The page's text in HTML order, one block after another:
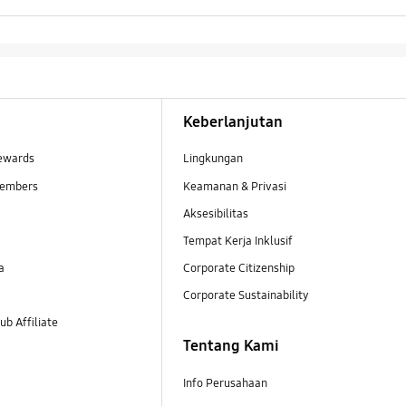
Affiliate
Keberlanjutan
Lingkungan
Keamanan & Privasi
Aksesibilitas
Tempat Kerja Inklusif
Corporate Citizenship
Corporate Sustainability
Tentang Kami
Info Perusahaan